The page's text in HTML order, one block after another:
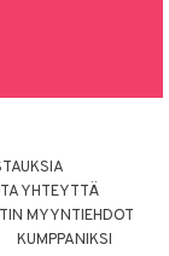
YHTEYTTÄ
MYYNTIEHDOT
KUMPPANIKSI